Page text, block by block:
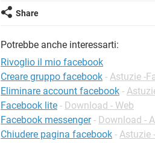
Share
Potrebbe anche interessarti:
Rivoglio il mio facebook
Creare gruppo facebook - Astuzie -
Eliminare account facebook -
Facebook lite - Download - Web
Facebook messenger - Download -
Chiudere pagina facebook - Astuzie